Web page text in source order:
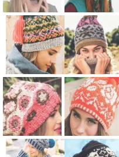
Схема:
спортивная
цветная
шапка с
помпоном
вязание
спицами для
женщин
Схема:
цветная
теплая
шапочка с
завязками
вязание
спицами для
женщин
Схема:
яркая шапка
с
жаккардовы
м узором
Схема:
жаккардова
я шапка с
помпоном
вязание